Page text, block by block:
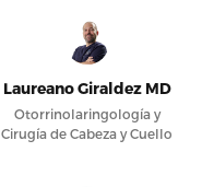
Laureano Giraldez MD
Otorrinolaringología y
Cirugía de Cabeza y Cuello